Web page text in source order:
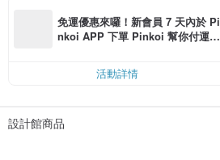
免運優惠來囉！新會員 7 天內於 Pi
nkoi APP 下單 Pinkoi 幫你付運
活動詳情
設計館商品